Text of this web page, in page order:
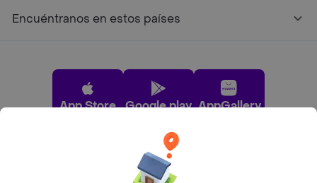
Encuéntranos en estos países
App Store Google play AppGallery
Pide tu comida favorita cerca de ti